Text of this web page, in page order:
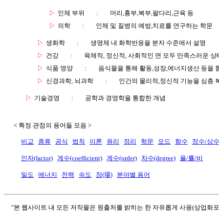
▷ 인체 부위 :
머리,흉부,복부,팔다리,근육 등
▷ 의학 : 인체 및 질병의 예방,치료를 연구하는 학문
▷ 생화학 :
생명체 내 화학반응을 분자 수준에서 설명
▷ 건강 :
육체적, 정신적, 사회적인 면 모두 만족스러운 상
▷ 식품 영양 :
음식물을 통해 활동,성장,에너지생산 등을
▷ 신경과학, 뇌과학 : 인간의 물리적,정신적 기능을 심층
▷ 기술경영 : 공학과 경영학을 통합한 개념
< 특정 관점의 용어들 모음 >
비교 종류 공식 법칙 이론 원리 정리 학문 모드 함수 정수/상수
인자(factor) 계수(coefficient) 계수(order) 차수(degree) 율/률/비
밀도 에너지 전력 속도 장(場) 분야별 용어
"본 웹사이트 내 모든 저작물은 원출처를 밝히는 한 자유롭게 사용(상업화